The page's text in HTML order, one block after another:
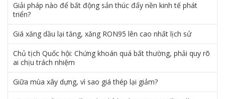
Giải pháp nào để bất động sản thúc đẩy nền kinh tế phát
triển?
Giá xăng dầu lại tăng, xăng RON95 lên cao nhất lịch sử
Chủ tịch Quốc hội: Chứng khoán quá bất thường, phải quy rõ
ai chịu trách nhiệm
Giữa mùa xây dựng, vì sao giá thép lại giảm?